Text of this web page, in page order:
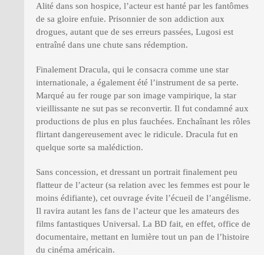
Alité dans son hospice, l’acteur est hanté par les fantômes
de sa gloire enfuie. Prisonnier de son addiction aux
drogues, autant que de ses erreurs passées, Lugosi est
entraîné dans une chute sans rédemption.
Finalement Dracula, qui le consacra comme une star
internationale, a également été l’instrument de sa perte.
Marqué au fer rouge par son image vampirique, la star
vieillissante ne sut pas se reconvertir. Il fut condamné aux
productions de plus en plus fauchées. Enchaînant les rôles
flirtant dangereusement avec le ridicule. Dracula fut en
quelque sorte sa malédiction.
Sans concession, et dressant un portrait finalement peu
flatteur de l’acteur (sa relation avec les femmes est pour le
moins édifiante), cet ouvrage évite l’écueil de l’angélisme.
Il ravira autant les fans de l’acteur que les amateurs des
films fantastiques Universal. La BD fait, en effet, office de
documentaire, mettant en lumière tout un pan de l’histoire
du cinéma américain.